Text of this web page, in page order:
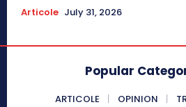
Articole July 31, 2026
Popular
ARTICOLE OPINION